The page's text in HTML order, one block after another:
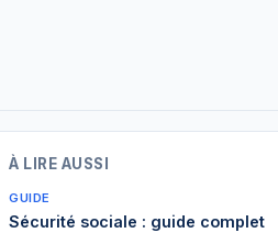
À LIRE AUSSI
GUIDE
Sécurité sociale : guide complet